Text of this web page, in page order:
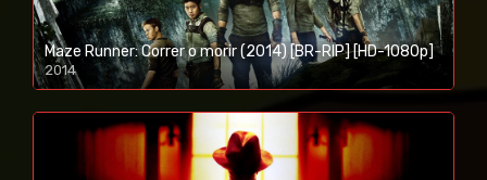
Maze Runner: Correr o morir (2014) [BR-RIP] [HD-1080p]
2014
1080p/720p